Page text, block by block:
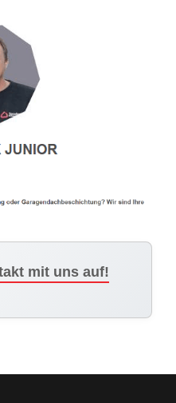
mit uns auf!